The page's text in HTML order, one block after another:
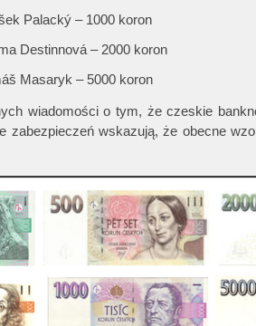
Palacký – 1000 koron
Destinnová – 2000 koron
Masaryk – 5000 koron
wiadomości o tym, że czeskie
zabezpieczeń wskazują, że obecne